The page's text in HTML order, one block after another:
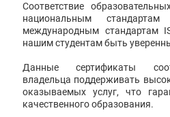
Соответствие
национальным
международным стандартам
нашим студентам быть
Данные сертификаты
владельца поддерживать
оказываемых услуг, что
качественного образования.